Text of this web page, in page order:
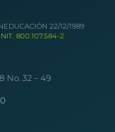
22/12/1989
NIT. 800.107.584-2
No. 32 – 49